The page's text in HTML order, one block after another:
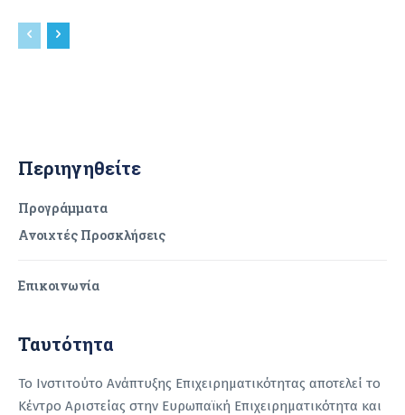
Περιηγηθείτε
Προγράμματα
Ανοιχτές Προσκλήσεις
Επικοινωνία
Ταυτότητα
Το Ινστιτούτο Ανάπτυξης Επιχειρηματικότητας αποτελεί το
Κέντρο Αριστείας στην Ευρωπαϊκή Επιχειρηματικότητα και